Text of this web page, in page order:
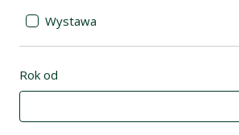
Wystawa
Rok od